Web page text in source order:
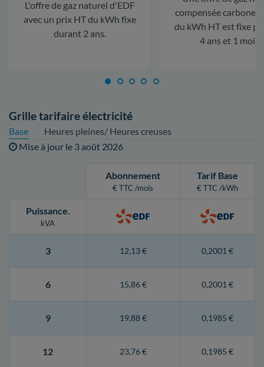
L'offre de gaz naturel d'EDF
avec un prix HT du kWh fixe
durant 2 ans.
compensée carbone.
du kWh HT est fixe
4 ans et 1 mois.
Grille tarifaire électricité
Base
Heures pleines/ Heures creuses
Mise à jour le 3 août 2026
Abonnement
€ TTC /mois
Tarif Base
€ TTC /kWh
Puissance.
kVA
3 12,13 € 0,2001 €
6 15,86 € 0,2001 €
9 19,88 € 0,1985 €
12 23,76 € 0,1985 €